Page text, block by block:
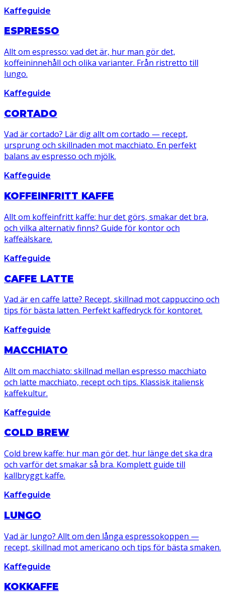
Kaffeguide
ESPRESSO
Allt om espresso: vad det är, hur man gör det,
koffeininnehåll och olika varianter. Från ristretto till
lungo.
Kaffeguide
CORTADO
Vad är cortado? Lär dig allt om cortado — recept,
ursprung och skillnaden mot macchiato. En perfekt
balans av espresso och mjölk.
Kaffeguide
KOFFEINFRITT KAFFE
Allt om koffeinfritt kaffe: hur det görs, smakar det bra,
och vilka alternativ finns? Guide för kontor och
kaffeälskare.
Kaffeguide
CAFFE LATTE
Vad är en caffe latte? Recept, skillnad mot cappuccino och
tips för bästa latten. Perfekt kaffedryck för kontoret.
Kaffeguide
MACCHIATO
Allt om macchiato: skillnad mellan espresso macchiato
och latte macchiato, recept och tips. Klassisk italiensk
kaffekultur.
Kaffeguide
COLD BREW
Cold brew kaffe: hur man gör det, hur länge det ska dra
och varför det smakar så bra. Komplett guide till
kallbryggt kaffe.
Kaffeguide
LUNGO
Vad är lungo? Allt om den långa espressokoppen —
recept, skillnad mot americano och tips för bästa smaken.
Kaffeguide
KOKKAFFE